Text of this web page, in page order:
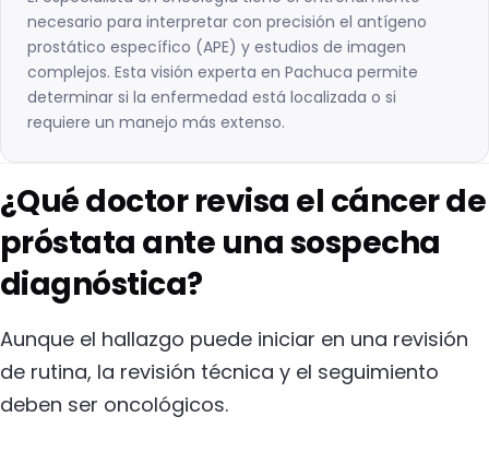
necesario para interpretar con precisión el antígeno
prostático específico (APE) y estudios de imagen
complejos. Esta visión experta en Pachuca permite
determinar si la enfermedad está localizada o si
requiere un manejo más extenso.
¿Qué doctor revisa el cáncer de
próstata ante una sospecha
diagnóstica?
Aunque el hallazgo puede iniciar en una revisión
de rutina, la revisión técnica y el seguimiento
deben ser oncológicos.